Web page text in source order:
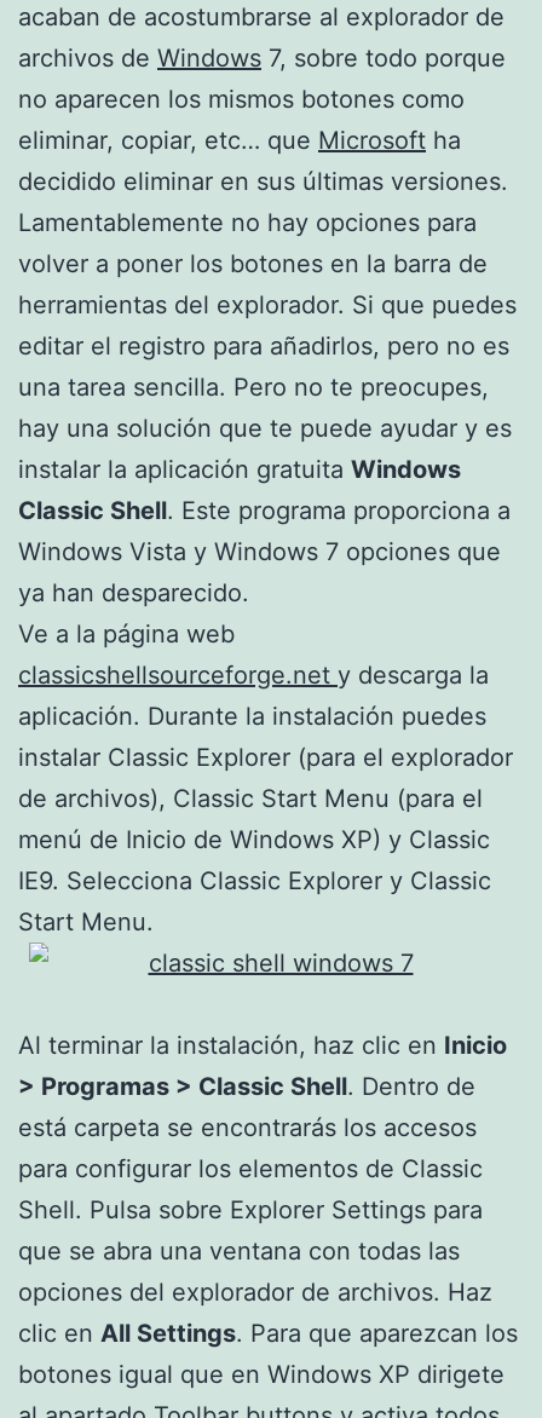
acaban de acostumbrarse al explorador de
archivos de Windows 7, sobre todo porque
no aparecen los mismos botones como
eliminar, copiar, etc… que Microsoft ha
decidido eliminar en sus últimas versiones.
Lamentablemente no hay opciones para
volver a poner los botones en la barra de
herramientas del explorador. Si que puedes
editar el registro para añadirlos, pero no es
una tarea sencilla. Pero no te preocupes,
hay una solución que te puede ayudar y es
instalar la aplicación gratuita Windows
Classic Shell. Este programa proporciona a
Windows Vista y Windows 7 opciones que
ya han desparecido.
Ve a la página web
classicshellsourceforge.net y descarga la
aplicación. Durante la instalación puedes
instalar Classic Explorer (para el explorador
de archivos), Classic Start Menu (para el
menú de Inicio de Windows XP) y Classic
IE9. Selecciona Classic Explorer y Classic
Start Menu.
Al terminar la instalación, haz clic en Inicio
> Programas > Classic Shell. Dentro de
está carpeta se encontrarás los accesos
para configurar los elementos de Classic
Shell. Pulsa sobre Explorer Settings para
que se abra una ventana con todas las
opciones del explorador de archivos. Haz
clic en All Settings. Para que aparezcan los
botones igual que en Windows XP dirigete